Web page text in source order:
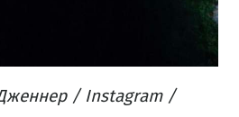
/ Instagram /